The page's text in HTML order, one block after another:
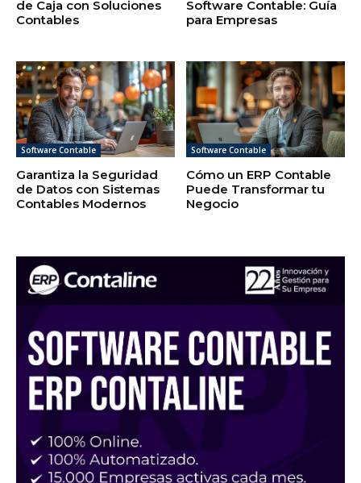
de Caja con Soluciones
Contables
Software Contable: Guía
para Empresas
Software Contable
Garantiza la Seguridad
de Datos con Sistemas
Contables Modernos
Software Contable
Cómo un ERP Contable
Puede Transformar tu
Negocio